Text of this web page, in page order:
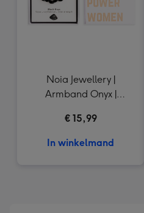
Noia Jewellery |
Armband Onyx |
€ 15,99
In winkelmand